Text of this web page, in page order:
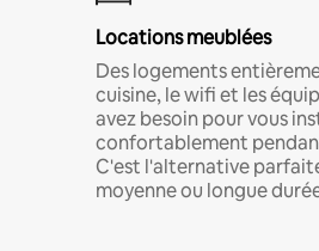
Locations meublées
Des logements
cuisine, le wifi et les
avez besoin pour vous
confortablement
C'est l'alternative
moyenne ou longue